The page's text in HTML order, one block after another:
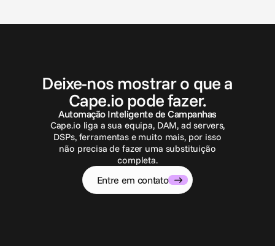
o
Deixe-nos mostrar o que a
Cape.io pode fazer.
Automação Inteligente de Campanhas
Cape.io liga a sua equipa, DAM, ad servers,
DSPs, ferramentas e muito mais, por isso
não precisa de fazer uma substituição
completa.
Entre em contato